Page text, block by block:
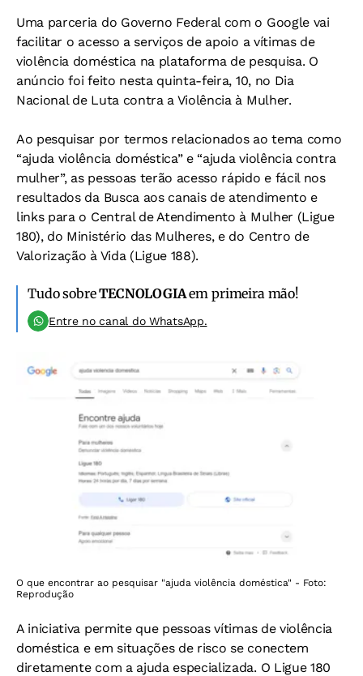
Uma parceria do Governo Federal com o Google vai
facilitar o acesso a serviços de apoio a vítimas de
violência doméstica na plataforma de pesquisa. O
anúncio foi feito nesta quinta-feira, 10, no Dia
Nacional de Luta contra a Violência à Mulher.
Ao pesquisar por termos relacionados ao tema como
“ajuda violência doméstica” e “ajuda violência contra
mulher”, as pessoas terão acesso rápido e fácil nos
resultados da Busca aos canais de atendimento e
links para o Central de Atendimento à Mulher (Ligue
180), do Ministério das Mulheres, e do Centro de
Valorização à Vida (Ligue 188).
Tudo sobreTECNOLOGIAem primeira mão!
Entre no canal do WhatsApp.
O que encontrar ao pesquisar "ajuda violência doméstica" - Foto:
Reprodução
A iniciativa permite que pessoas vítimas de violência
doméstica e em situações de risco se conectem
diretamente com a ajuda especializada. O Ligue 180